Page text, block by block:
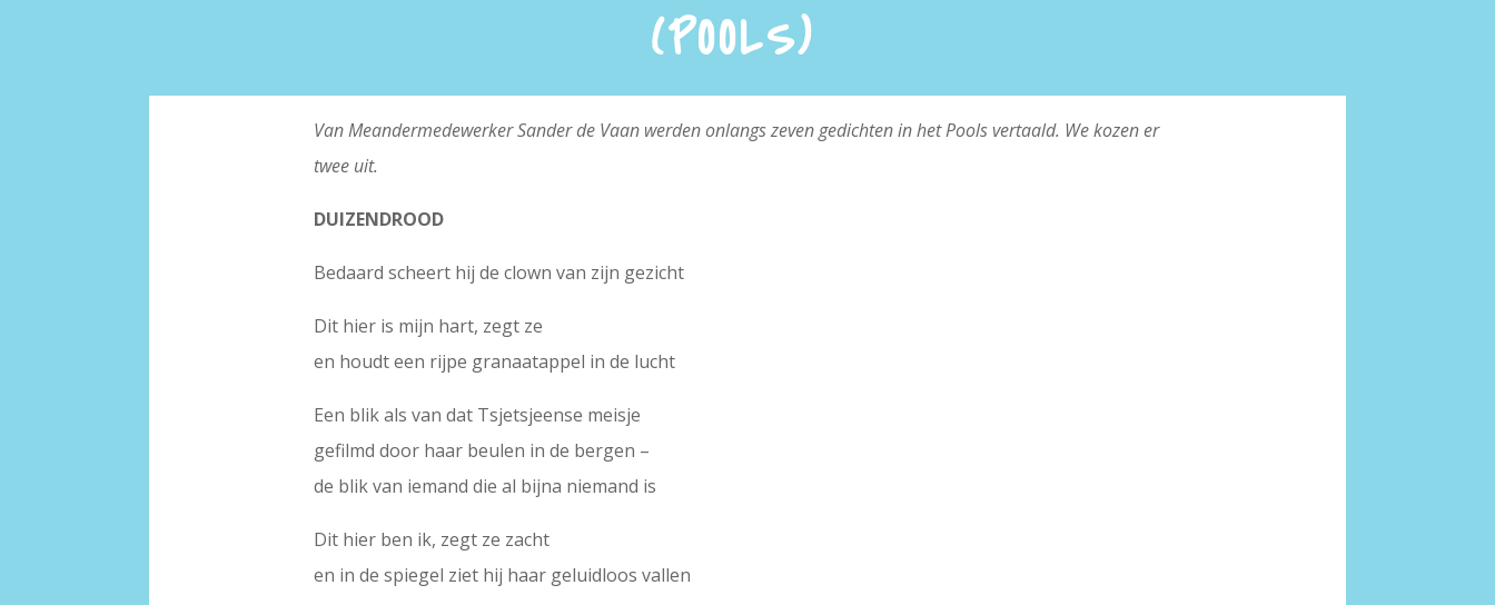
(POOLS)
Van Meandermedewerker Sander de Vaan werden onlangs zeven gedichten in het Pools vertaald. We kozen er
twee uit.
DUIZENDROOD
Bedaard scheert hij de clown van zijn gezicht
Dit hier is mijn hart, zegt ze
en houdt een rijpe granaatappel in de lucht
Een blik als van dat Tsjetsjeense meisje
gefilmd door haar beulen in de bergen –
de blik van iemand die al bijna niemand is
Dit hier ben ik, zegt ze zacht
en in de spiegel ziet hij haar geluidloos vallen